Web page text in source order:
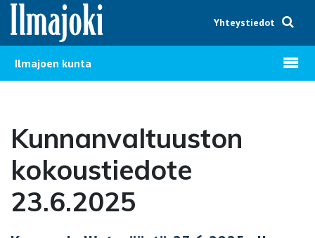
Hyppää sisältöön
Yhteystiedot
Ilmajoen kunta Avaa
Kunnanvaltuuston
kokoustiedote
23.6.2025